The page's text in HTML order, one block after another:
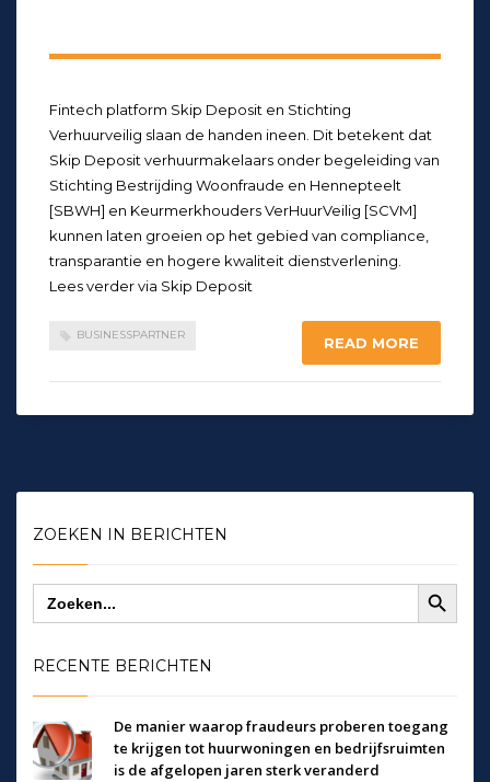
Fintech platform Skip Deposit en Stichting
Verhuurveilig slaan de handen ineen. Dit betekent dat
Skip Deposit verhuurmakelaars onder begeleiding van
Stichting Bestrijding Woonfraude en Hennepteelt
[SBWH] en Keurmerkhouders VerHuurVeilig [SCVM]
kunnen laten groeien op het gebied van compliance,
transparantie en hogere kwaliteit dienstverlening.
Lees verder via Skip Deposit
BUSINESSPARTNER READ MORE
ZOEKEN IN BERICHTEN
Zoek
naar:
Zoekknop
RECENTE BERICHTEN
De manier waarop fraudeurs proberen toegang
te krijgen tot huurwoningen en bedrijfsruimten
is de afgelopen jaren sterk veranderd